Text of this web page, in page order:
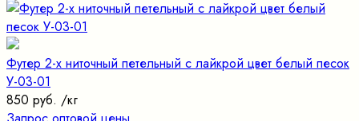
Футер 2-х ниточный петельный с лайкрой цвет белый песок
У-03-01
850 руб. /кг